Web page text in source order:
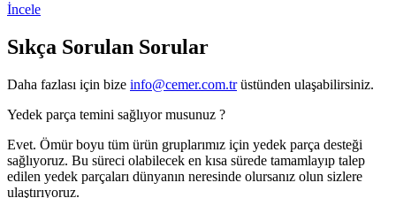
İncele
Sıkça Sorulan Sorular
Daha fazlası için bize info@cemer.com.trüstünden ulaşabilirsiniz.
Yedek parça temini sağlıyor musunuz ?
Evet. Ömür boyu tüm ürün gruplarımız için yedek parça desteği
sağlıyoruz. Bu süreci olabilecek en kısa sürede tamamlayıp talep
edilen yedek parçaları dünyanın neresinde olursanız olun sizlere
ulaştırıyoruz.